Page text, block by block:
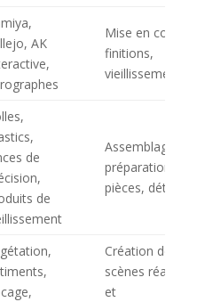
AK
Mise en couleur,
finitions,
vieillissement
de
de
Assemblage,
préparation des
pièces, détails
Création de
scènes réalistes
et